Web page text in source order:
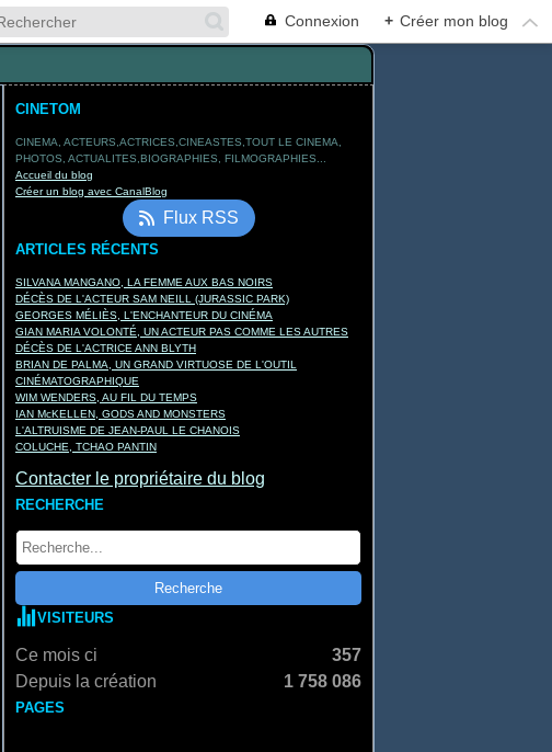
Connexion + Créer mon blog
CINETOM
CINEMA, ACTEURS,ACTRICES,CINEASTES,TOUT LE CINEMA,
PHOTOS, ACTUALITES,BIOGRAPHIES, FILMOGRAPHIES...
Accueil du blog
Créer un blog avec CanalBlog
Flux RSS
ARTICLES RÉCENTS
SILVANA MANGANO, LA FEMME AUX BAS NOIRS
DÉCÈS DE L'ACTEUR SAM NEILL (JURASSIC PARK)
GEORGES MÉLIÈS, L'ENCHANTEUR DU CINÉMA
GIAN MARIA VOLONTÉ, UN ACTEUR PAS COMME LES AUTRES
DÉCÈS DE L'ACTRICE ANN BLYTH
BRIAN DE PALMA, UN GRAND VIRTUOSE DE L'OUTIL
CINÉMATOGRAPHIQUE
WIM WENDERS, AU FIL DU TEMPS
IAN McKELLEN, GODS AND MONSTERS
L'ALTRUISME DE JEAN-PAUL LE CHANOIS
COLUCHE, TCHAO PANTIN
Contacter le propriétaire du blog
RECHERCHE
VISITEURS
Ce mois ci
357
Depuis la création
1 758 086
PAGES